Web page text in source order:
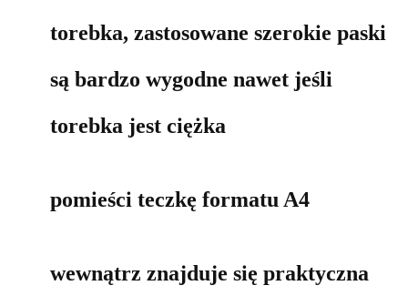
torebka, zastosowane szerokie paski
są bardzo wygodne nawet jeśli
torebka jest ciężka
pomieści teczkę formatu A4
wewnątrz znajduje się praktyczna